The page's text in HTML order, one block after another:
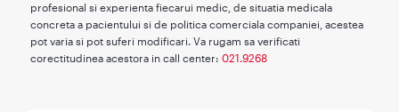
profesional si experienta fiecarui medic, de situatia medicala
concreta a pacientului si de politica comerciala companiei, acestea
pot varia si pot suferi modificari. Va rugam sa verificati
corectitudinea acestora in call center: 021.9268